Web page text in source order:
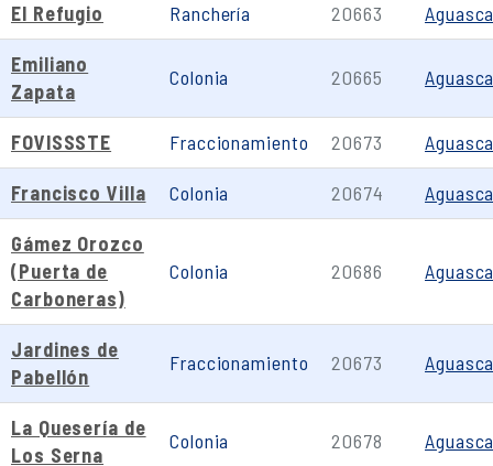
El Refugio Ranchería 20663
Emiliano
Zapata
Colonia 20665
FOVISSSTE Fraccionamiento 20673
Francisco Villa Colonia 20674
Gámez Orozco
(Puerta de
Carboneras)
Colonia 20686
Jardines de
Pabellón
Fraccionamiento 20673
La Quesería de
Los Serna
Colonia 20678